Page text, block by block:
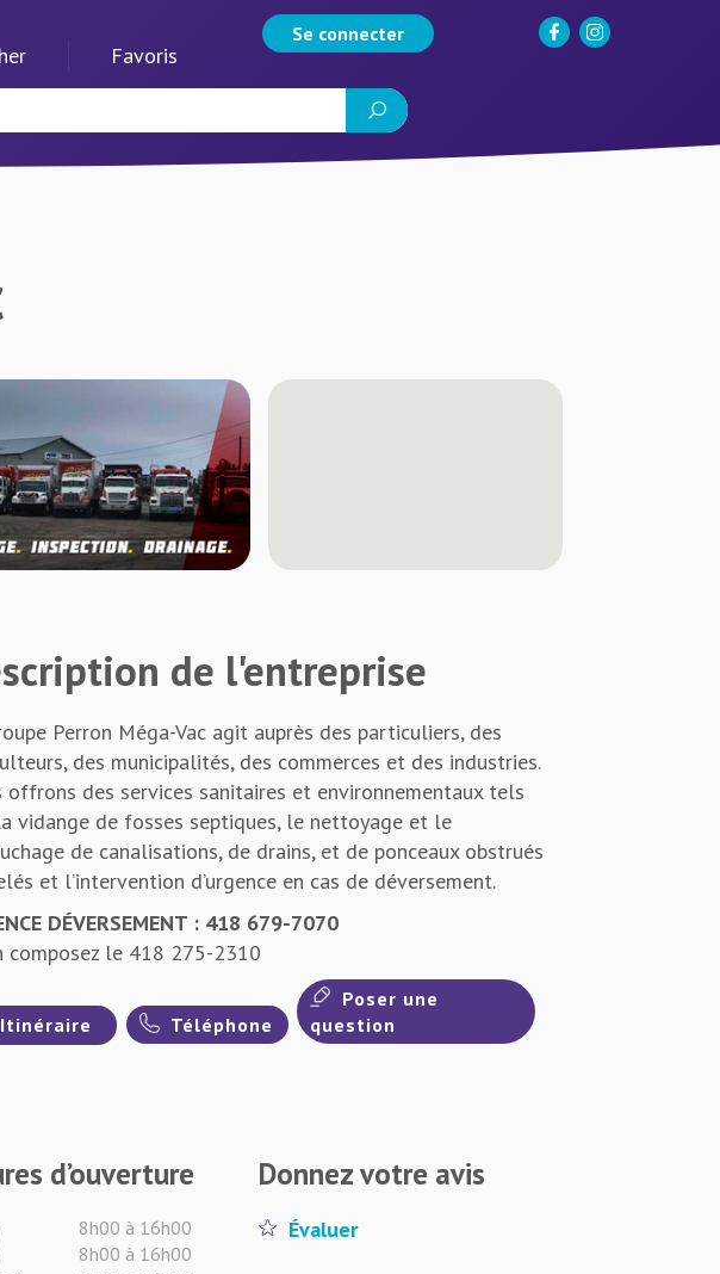
Se connecter
Favoris
de l'entreprise
Perron Méga-Vac agit auprès des particuliers, des
des municipalités, des commerces et des industries.
offrons des services sanitaires et environnementaux tels
vidange de fosses septiques, le nettoyage et le
de canalisations, de drains, et de ponceaux obstrués
et l’intervention d’urgence en cas de déversement.
DÉVERSEMENT : 418 679-7070
composez le 418 275-2310
Itinéraire Téléphone
Poser une
question
d’ouverture
8h00 à 16h00
8h00 à 16h00
Donnez votre avis
Évaluer